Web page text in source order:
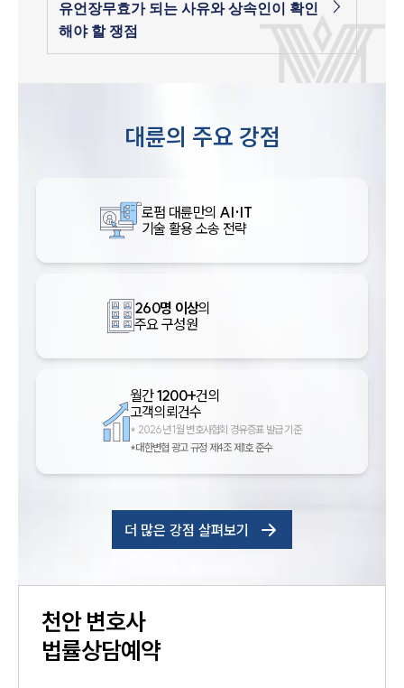
유언장무효가 되는 사유와 상속인이 확인
해야 할 쟁점
대륜의 주요 강점
로펌 대륜만의 AI·IT
기술 활용 소송 전략
260명 이상의
주요 구성원
월간1200+건의
고객의뢰건수
* 2026년 1월 변호사협회 경유증표 발급 기준
*대한변협 광고 규정 제4조 제1호 준수
더 많은 강점 살펴보기
천안변호사
법률상담예약